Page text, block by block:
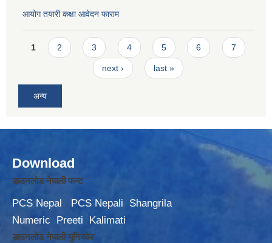
आयोग तयारी कक्षा आवेदन फाराम
Pages
1 2 3 4 5 6 7
next › last »
अन्य
Download
डाउनलोड नेपाली फन्ट
PCS Nepal PCS Nepali
Shangrila
Numeric
Preeti Kalimati
डाउनलोड नेपाली युनिकोड